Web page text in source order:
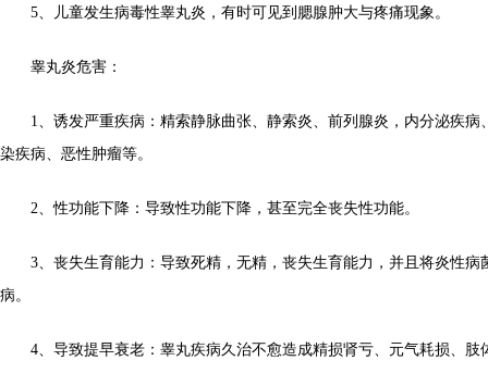
5、儿童发生病毒性睾丸炎，有时可见到腮腺肿大与疼痛现象。
睾丸炎危害：
1、诱发严重疾病：精索静脉曲张、静索炎、前列腺炎，内分泌疾病
染疾病、恶性肿瘤等。
2、性功能下降：导致性功能下降，甚至完全丧失性功能。
3、丧失生育能力：导致死精，无精，丧失生育能力，并且将炎性病
病。
4、导致提早衰老：睾丸疾病久治不愈造成精损肾亏、元气耗损、肢